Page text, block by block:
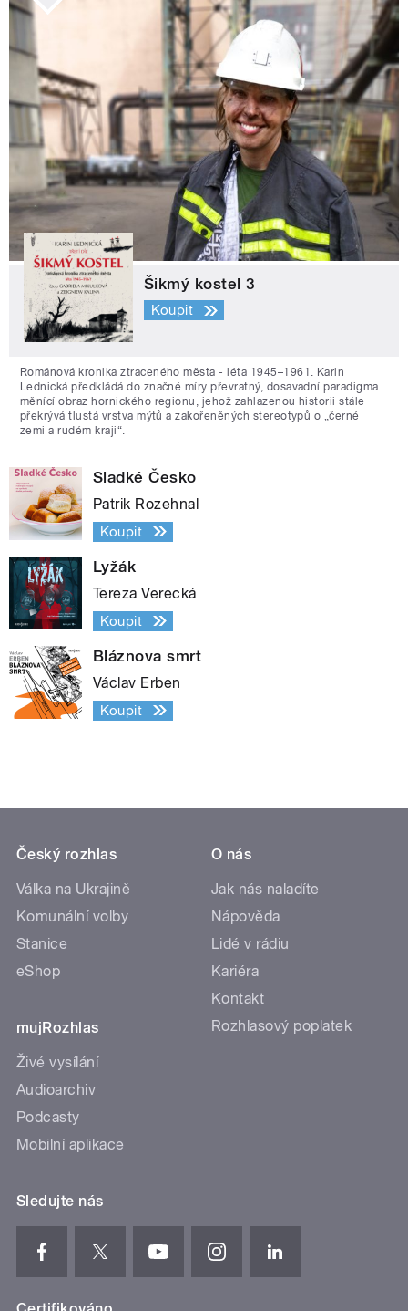
Šikmý kostel 3
Koupit
Románová kronika ztraceného města - léta 1945–1961. Karin
Lednická předkládá do značné míry převratný, dosavadní paradigma
měnící obraz hornického regionu, jehož zahlazenou historii stále
překrývá tlustá vrstva mýtů a zakořeněných stereotypů o „černé
zemi a rudém kraji“.
Sladké Česko
Patrik Rozehnal
Koupit
Lyžák
Tereza Verecká
Koupit
Bláznova smrt
Václav Erben
Koupit
Český rozhlas
Válka na Ukrajině
Komunální volby
Stanice
eShop
mujRozhlas
Živé vysílání
Audioarchiv
Podcasty
Mobilní aplikace
O nás
Jak nás naladíte
Nápověda
Lidé v rádiu
Kariéra
Kontakt
Rozhlasový poplatek
Sledujte nás